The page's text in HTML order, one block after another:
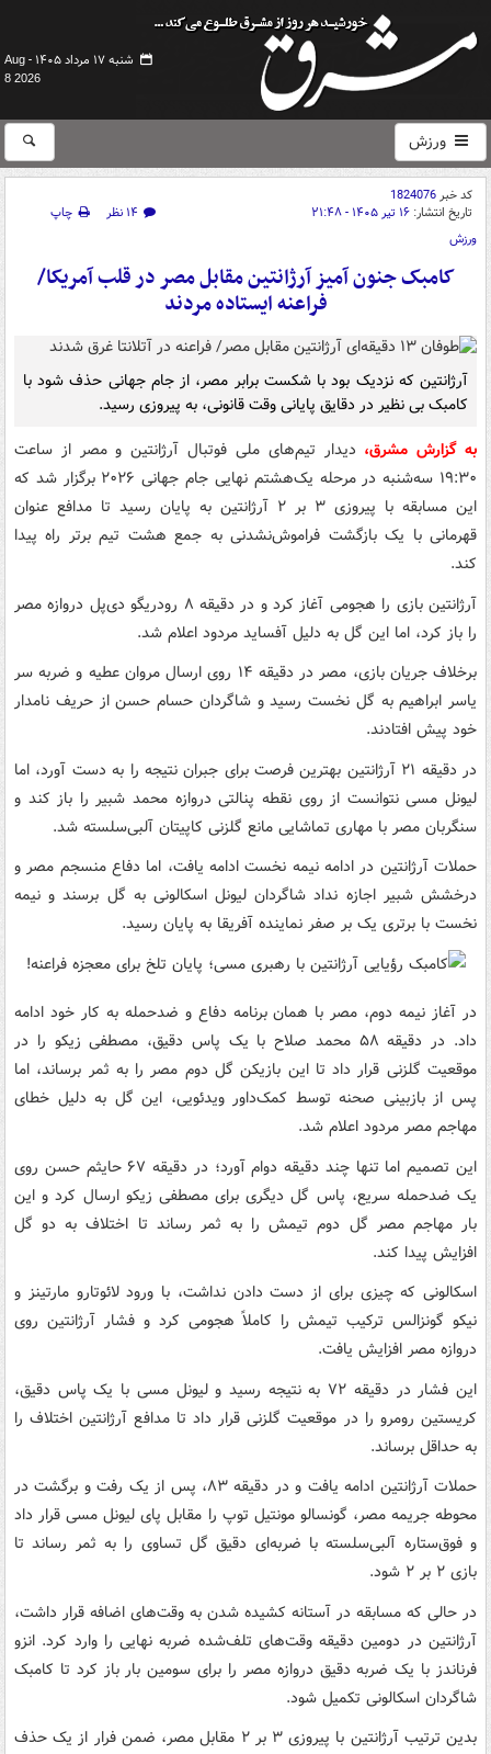
شنبه ۱۷ مرداد ۱۴۰۵ -
Aug
8 2026
ورزش
کد خبر1824076
تاریخ انتشار: ۱۶ تیر ۱۴۰۵ - ۲۱:۴۸ ۱۴ نظر
چاپ
ورزش
کامبک جنون آمیز آرژانتین مقابل مصر در قلب آمریکا/
فراعنه ایستاده مردند
آرژانتین که نزدیک بود با شکست برابر مصر، از جام جهانی حذف شود با
کامبک بی نظیر در دقایق پایانی وقت قانونی، به پیروزی رسید.
به گزارش مشرق، دیدار تیم‌های ملی فوتبال آرژانتین و مصر از ساعت
۱۹:۳۰ سه‌شنبه در مرحله یک‌هشتم نهایی جام جهانی ۲۰۲۶ برگزار شد که
این مسابقه با پیروزی ۳ بر ۲ آرژانتین به پایان رسید تا مدافع عنوان
قهرمانی با یک بازگشت فراموش‌نشدنی به جمع هشت تیم برتر راه پیدا
کند.
آرژانتین بازی را هجومی آغاز کرد و در دقیقه ۸ رودریگو دی‌پل دروازه مصر
را باز کرد، اما این گل به دلیل آفساید مردود اعلام شد.
برخلاف جریان بازی، مصر در دقیقه ۱۴ روی ارسال مروان عطیه و ضربه سر
یاسر ابراهیم به گل نخست رسید و شاگردان حسام حسن از حریف نامدار
خود پیش افتادند.
در دقیقه ۲۱ آرژانتین بهترین فرصت برای جبران نتیجه را به دست آورد، اما
لیونل مسی نتوانست از روی نقطه پنالتی دروازه محمد شبیر را باز کند و
سنگربان مصر با مهاری تماشایی مانع گلزنی کاپیتان آلبی‌سلسته شد.
حملات آرژانتین در ادامه نیمه نخست ادامه یافت، اما دفاع منسجم مصر و
درخشش شبیر اجازه نداد شاگردان لیونل اسکالونی به گل برسند و نیمه
نخست با برتری یک بر صفر نماینده آفریقا به پایان رسید.
در آغاز نیمه دوم، مصر با همان برنامه دفاع و ضدحمله به کار خود ادامه
داد. در دقیقه ۵۸ محمد صلاح با یک پاس دقیق، مصطفی زیکو را در
موقعیت گلزنی قرار داد تا این بازیکن گل دوم مصر را به ثمر برساند، اما
پس از بازبینی صحنه توسط کمک‌داور ویدئویی، این گل به دلیل خطای
مهاجم مصر مردود اعلام شد.
این تصمیم اما تنها چند دقیقه دوام آورد؛ در دقیقه ۶۷ حایثم حسن روی
یک ضدحمله سریع، پاس گل دیگری برای مصطفی زیکو ارسال کرد و این
بار مهاجم مصر گل دوم تیمش را به ثمر رساند تا اختلاف به دو گل
افزایش پیدا کند.
اسکالونی که چیزی برای از دست دادن نداشت، با ورود لائوتارو مارتینز و
نیکو گونزالس ترکیب تیمش را کاملاً هجومی کرد و فشار آرژانتین روی
دروازه مصر افزایش یافت.
این فشار در دقیقه ۷۲ به نتیجه رسید و لیونل مسی با یک پاس دقیق،
کریستین رومرو را در موقعیت گلزنی قرار داد تا مدافع آرژانتین اختلاف را
به حداقل برساند.
حملات آرژانتین ادامه یافت و در دقیقه ۸۳، پس از یک رفت و برگشت در
محوطه جریمه مصر، گونسالو مونتیل توپ را مقابل پای لیونل مسی قرار داد
و فوق‌ستاره آلبی‌سلسته با ضربه‌ای دقیق گل تساوی را به ثمر رساند تا
بازی ۲ بر ۲ شود.
در حالی که مسابقه در آستانه کشیده شدن به وقت‌های اضافه قرار داشت،
آرژانتین در دومین دقیقه وقت‌های تلف‌شده ضربه نهایی را وارد کرد. انزو
فرناندز با یک ضربه دقیق دروازه مصر را برای سومین بار باز کرد تا کامبک
شاگردان اسکالونی تکمیل شود.
بدین ترتیب آرژانتین با پیروزی ۳ بر ۲ مقابل مصر، ضمن فرار از یک حذف